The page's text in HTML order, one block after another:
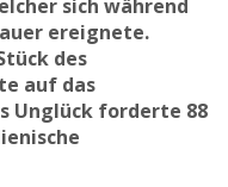
sich während
ereignete.
des
auf das
Unglück forderte 88